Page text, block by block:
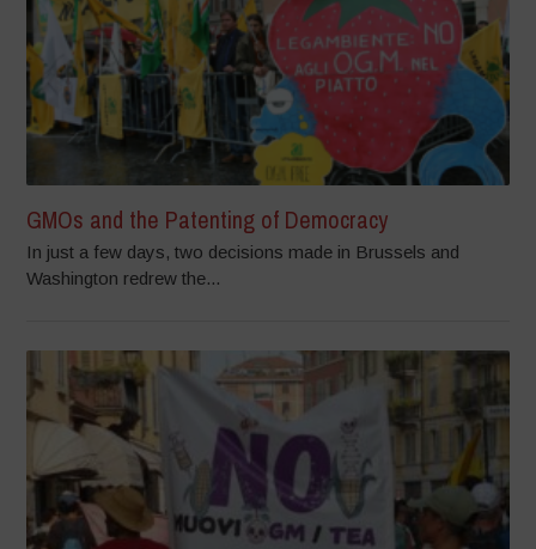
GMOs and the Patenting of Democracy
In just a few days, two decisions made in Brussels and
Washington redrew the...